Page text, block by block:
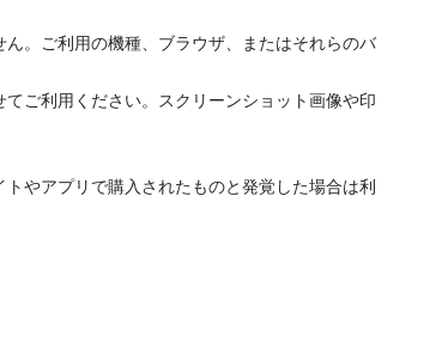
。ご利用の機種、ブラウザ、またはそれらのバ
ご利用ください。スクリーンショット画像や印
やアプリで購入されたものと発覚した場合は利